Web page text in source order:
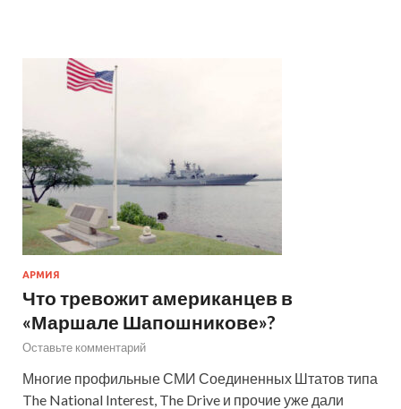
АРМИЯ
Что тревожит американцев в
«Маршале Шапошникове»?
Оставьте комментарий
Многие профильные СМИ Соединенных Штатов типа
The National Interest, The Drive и прочие уже дали